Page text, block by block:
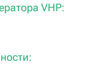
VHP: